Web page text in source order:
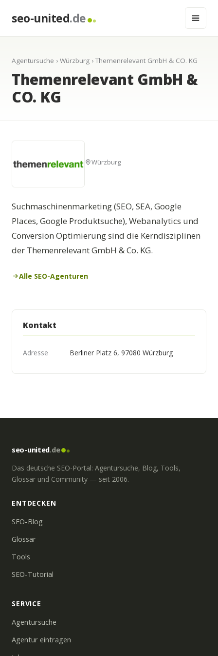
seo-united.de
Agentursuche › Würzburg › Themenrelevant GmbH & CO. KG
Themenrelevant GmbH &
CO. KG
Würzburg
Suchmaschinenmarketing (SEO, SEA, Google
Places, Google Produktsuche), Webanalytics und
Conversion Optimierung sind die Kerndisziplinen
der Themenrelevant GmbH & Co. KG.
Alle SEO-Agenturen
Kontakt
Adresse Berliner Platz 6, 97080 Würzburg
seo-united.de
Das deutsche SEO-Portal: Agentursuche, Blog, Tools,
Glossar und Community — seit 2006.
ENTDECKEN
SEO-Blog
Glossar
Tools
SEO-Tutorial
SERVICE
Agentursuche
Agentur eintragen